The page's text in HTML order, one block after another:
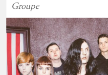
Groupe